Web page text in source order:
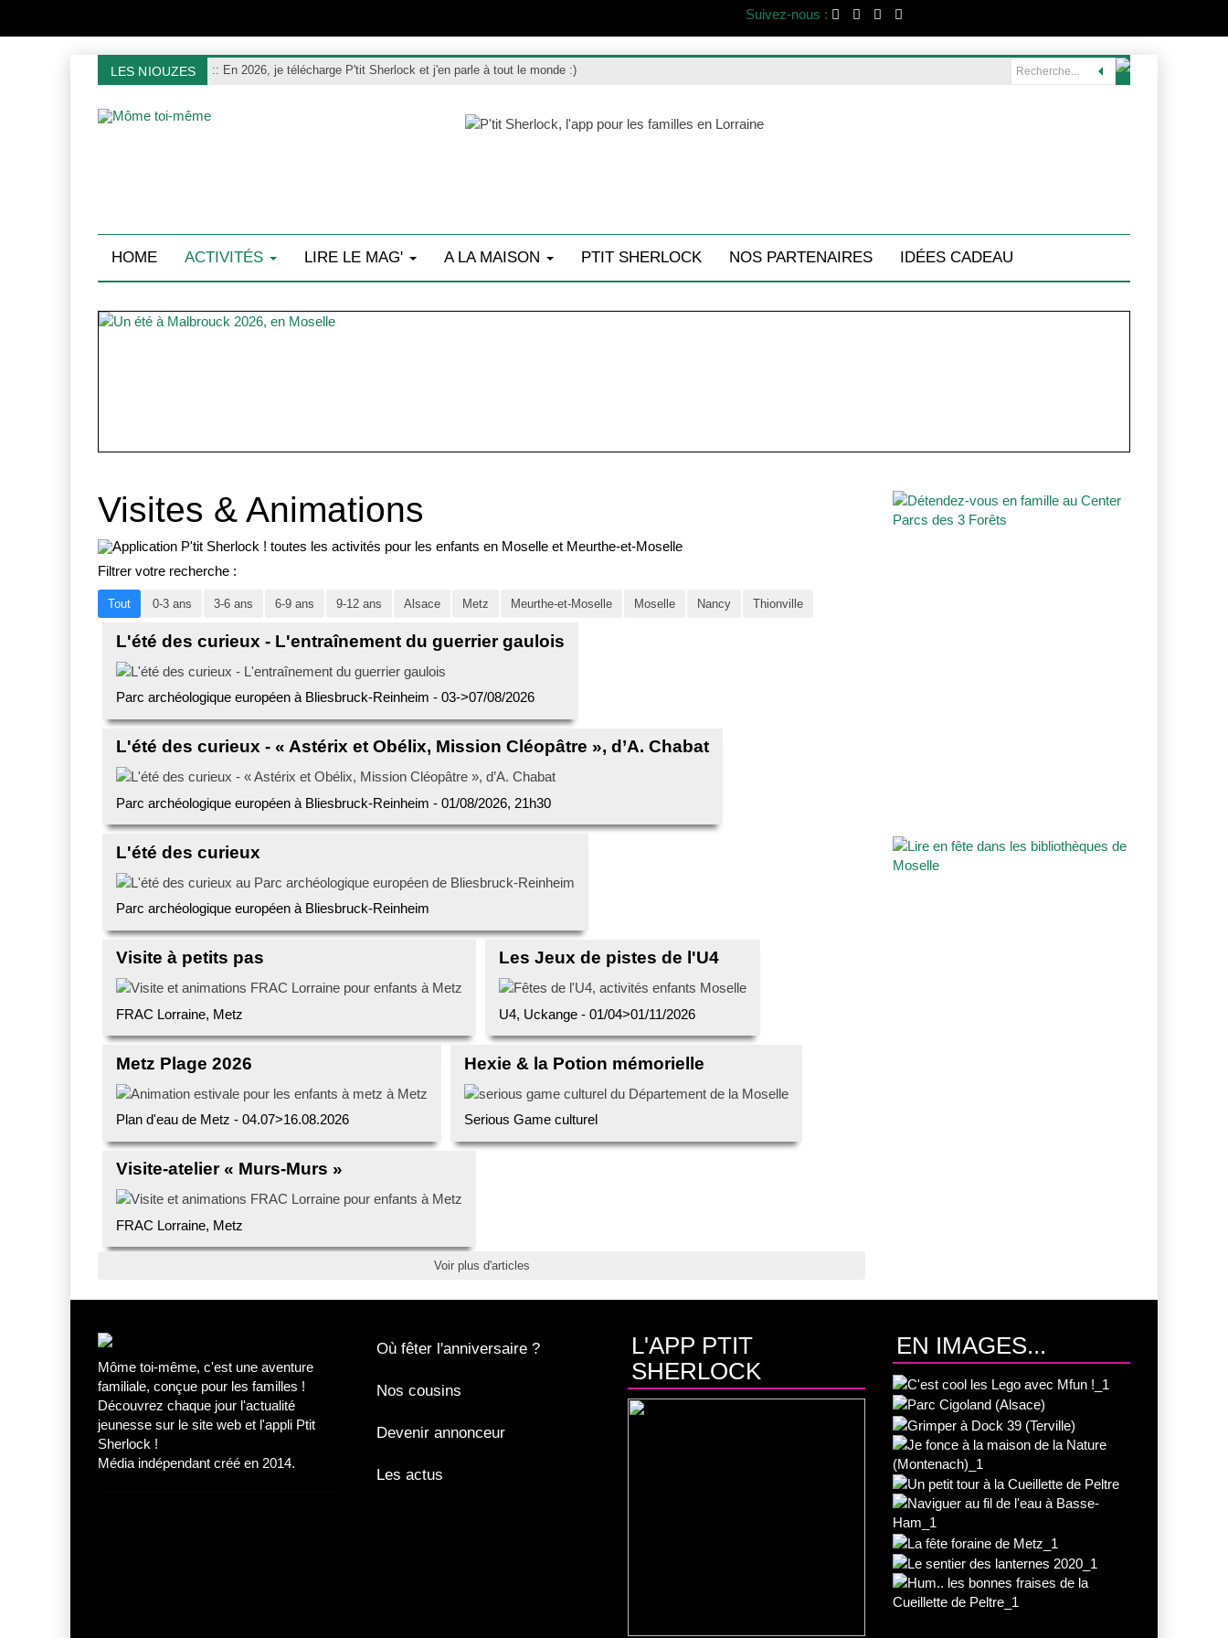
Suivez-nous :
LES NIOUZES :: En 2026, je télécharge P'tit Sherlock et j'en parle à tout le monde :)
HOME ACTIVITÉS LIRE LE MAG' A LA MAISON PTIT SHERLOCK NOS PARTENAIRES IDÉES CADEAU
Visites & Animations
Filtrer votre recherche :
Tout 0-3 ans 3-6 ans 6-9 ans 9-12 ans Alsace Metz Meurthe-et-Moselle Moselle Nancy Thionville
L'été des curieux - L'entraînement du guerrier gaulois
Parc archéologique européen à Bliesbruck-Reinheim - 03->07/08/2026
L'été des curieux - « Astérix et Obélix, Mission Cléopâtre », d’A. Chabat
Parc archéologique européen à Bliesbruck-Reinheim - 01/08/2026, 21h30
L'été des curieux
Parc archéologique européen à Bliesbruck-Reinheim
Visite à petits pas
FRAC Lorraine, Metz
Les Jeux de pistes de l'U4
U4, Uckange - 01/04>01/11/2026
Metz Plage 2026
Plan d'eau de Metz - 04.07>16.08.2026
Hexie & la Potion mémorielle
Serious Game culturel
Visite-atelier « Murs-Murs »
FRAC Lorraine, Metz
Voir plus d'articles
Môme toi-même, c'est une aventure
familiale, conçue pour les familles !
Découvrez chaque jour l'actualité
jeunesse sur le site web et l'appli Ptit
Sherlock !
Média indépendant créé en 2014.
Où fêter l'anniversaire ?
Nos cousins
Devenir annonceur
Les actus
L'APP PTIT
SHERLOCK
EN IMAGES...